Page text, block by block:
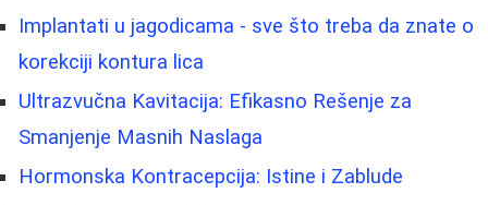
Implantati u jagodicama - sve što treba da znate o
korekciji kontura lica
Ultrazvučna Kavitacija: Efikasno Rešenje za
Smanjenje Masnih Naslaga
Hormonska Kontracepcija: Istine i Zablude